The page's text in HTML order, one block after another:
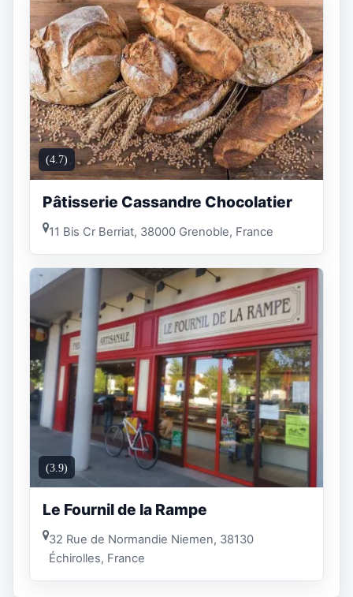
(4.7)
Pâtisserie Cassandre Chocolatier
11 Bis Cr Berriat, 38000 Grenoble, France
(3.9)
Le Fournil de la Rampe
32 Rue de Normandie Niemen, 38130
Échirolles, France